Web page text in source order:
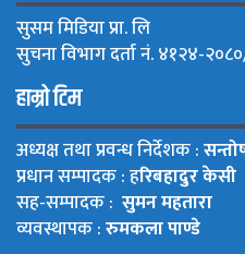
सुसम मिडिया प्रा. लि
सुचना विभाग दर्ता नं. ४१२४-
हाम्रो टिम
अध्यक्ष तथा प्रवन्ध निर्देशक :
प्रधान सम्पादक : हरिबहादुर केसी
सह-सम्पादक : सुमन महतारा
व्यवस्थापक :रुमकला पाण्डे